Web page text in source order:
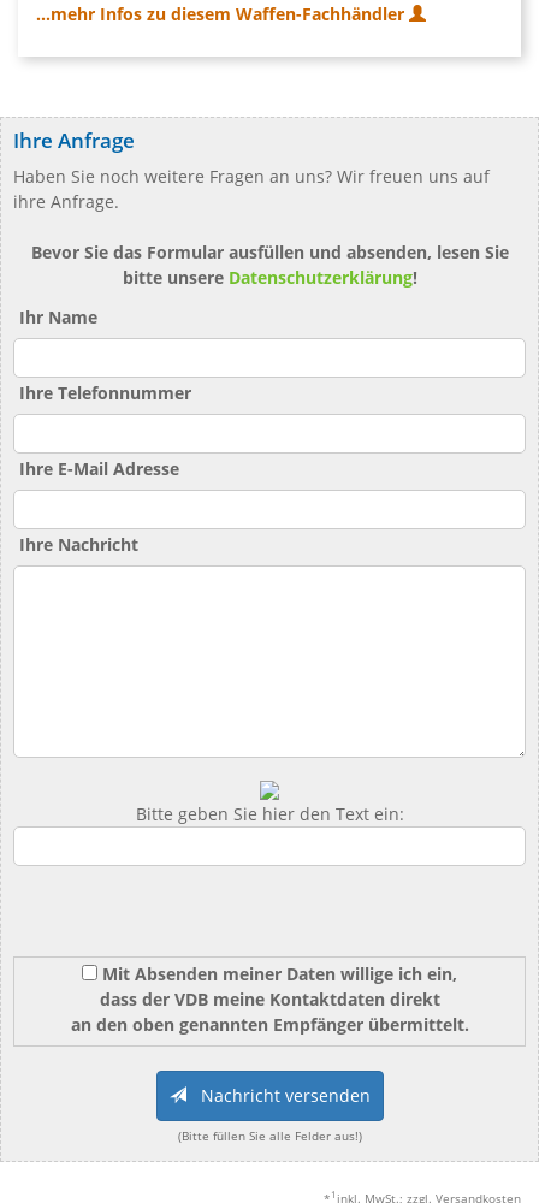
...mehr Infos zu diesem Waffen-Fachhändler
Ihre Anfrage
Haben Sie noch weitere Fragen an uns? Wir freuen uns auf
ihre Anfrage.
Bevor Sie das Formular ausfüllen und absenden, lesen Sie
bitte unsere Datenschutzerklärung!
Ihr Name
Ihre Telefonnummer
Ihre E-Mail Adresse
Ihre Nachricht
Bitte geben Sie hier den Text ein:
Mit Absenden meiner Daten willige ich ein,
dass der VDB meine Kontaktdaten direkt
an den oben genannten Empfänger übermittelt.
Nachricht versenden
(Bitte füllen Sie alle Felder aus!)
* 1 inkl. MwSt.; zzgl. Versandkosten